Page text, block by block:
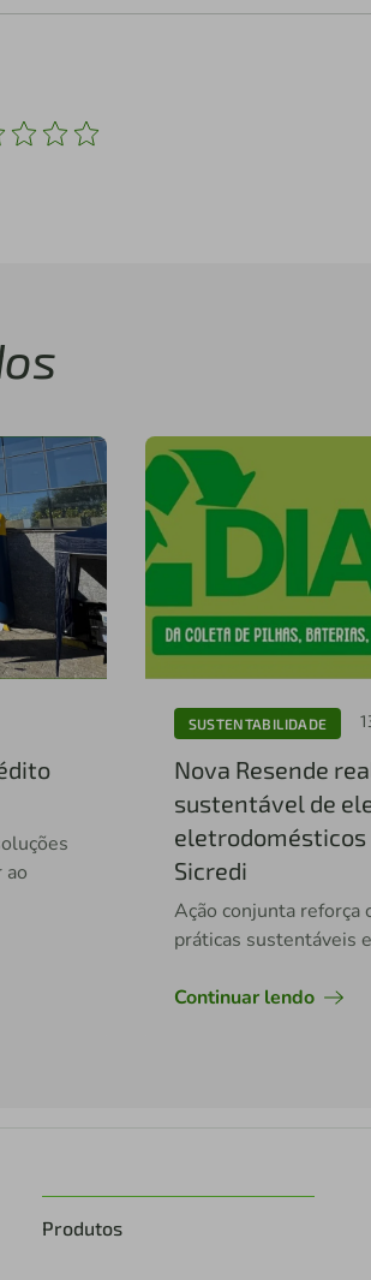
ao
SUSTENTABILIDADE
Nova Resende
sustentável de
eletrodomésticos
Sicredi
Ação conjunta reforça
práticas sustentáveis
Continuar lendo
Produtos